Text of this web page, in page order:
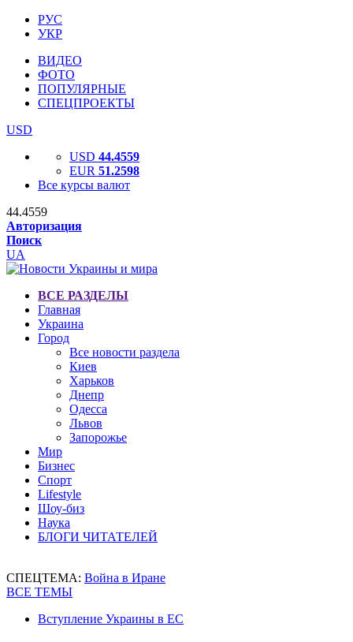
РУС
УКР
ВИДЕО
ФОТО
ПОПУЛЯРНЫЕ
СПЕЦПРОЕКТЫ
USD
USD 44.4559
EUR 51.2598
Все курсы валют
44.4559
Авторизация
Поиск
UA
ВСЕ РАЗДЕЛЫ
Главная
Украина
Город
Все новости раздела
Киев
Харьков
Днепр
Одесса
Львов
Запорожье
Мир
Бизнес
Спорт
Lifestyle
Шоу-биз
Наука
БЛОГИ ЧИТАТЕЛЕЙ
СПЕЦТЕМА: Война в Иране
ВСЕ ТЕМЫ
Вступление Украины в ЕС